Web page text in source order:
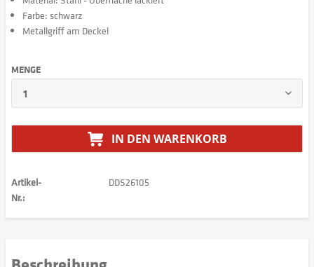
Farbe: schwarz
Metallgriff am Deckel
MENGE
IN DEN WARENKORB
Artikel-
Nr.:
DDS26105